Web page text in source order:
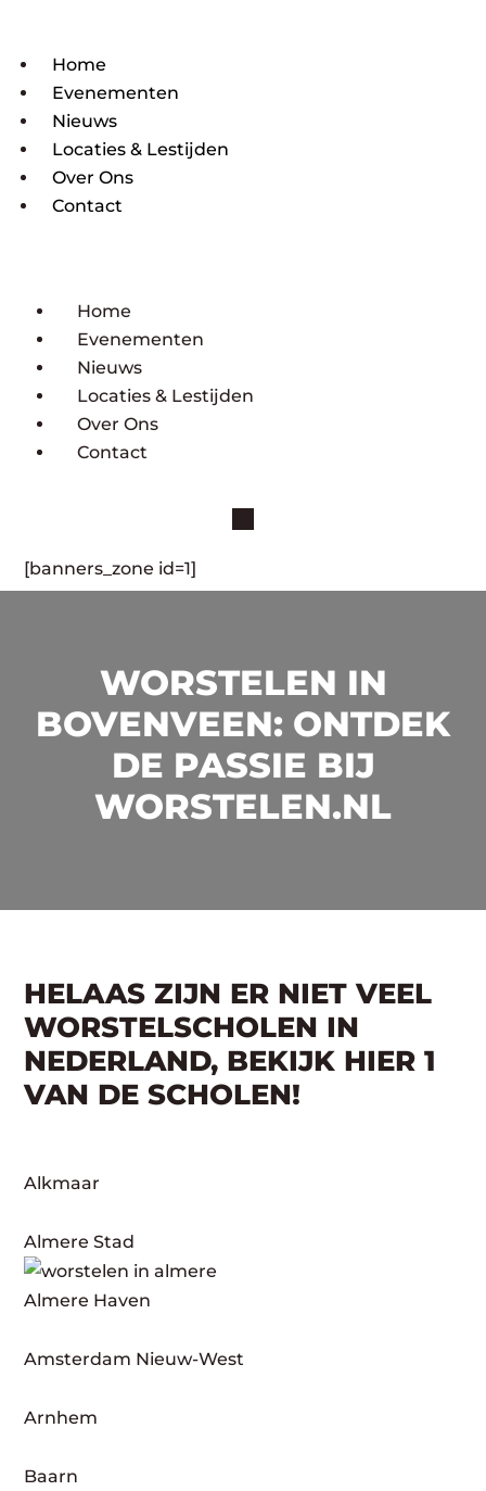
Home
Evenementen
Nieuws
Locaties & Lestijden
Over Ons
Contact
Home
Evenementen
Nieuws
Locaties & Lestijden
Over Ons
Contact
[banners_zone id=1]
WORSTELEN IN
BOVENVEEN: ONTDEK
DE PASSIE BIJ
WORSTELEN.NL
HELAAS ZIJN ER NIET VEEL
WORSTELSCHOLEN IN
NEDERLAND, BEKIJK HIER 1
VAN DE SCHOLEN!
Alkmaar
Almere Stad
Almere Haven
Amsterdam Nieuw-West
Arnhem
Baarn